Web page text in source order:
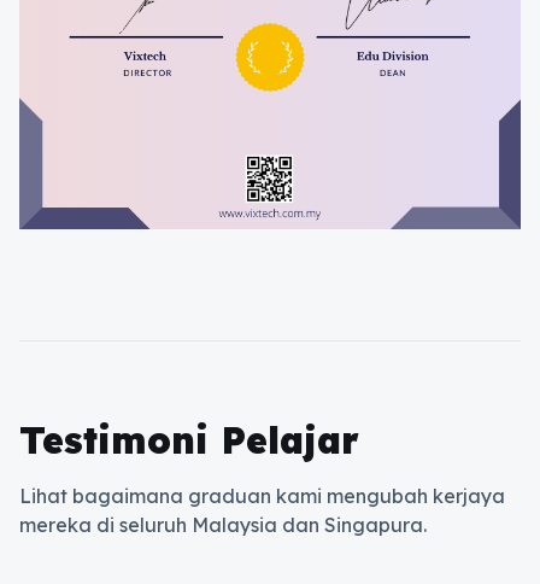
Testimoni Pelajar
Lihat bagaimana graduan kami mengubah kerjaya
mereka di seluruh Malaysia dan Singapura.